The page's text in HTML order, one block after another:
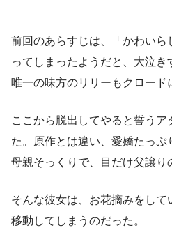
前回のあらすじは、「かわいら
ってしまったようだと、大泣き
唯一の味方のリリーもクロード
ここから脱出してやると誓うア
た。原作とは違い、愛嬌たっ
母親そっくりで、目だけ父譲り
そんな彼女は、お花摘みをして
移動してしまうのだった。